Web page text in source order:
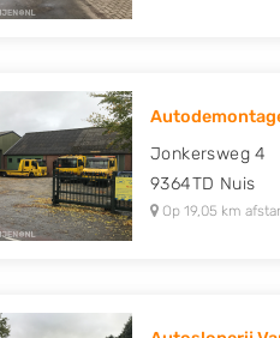
Jonkersweg 4
9364TD Nuis
Op 19,05 km